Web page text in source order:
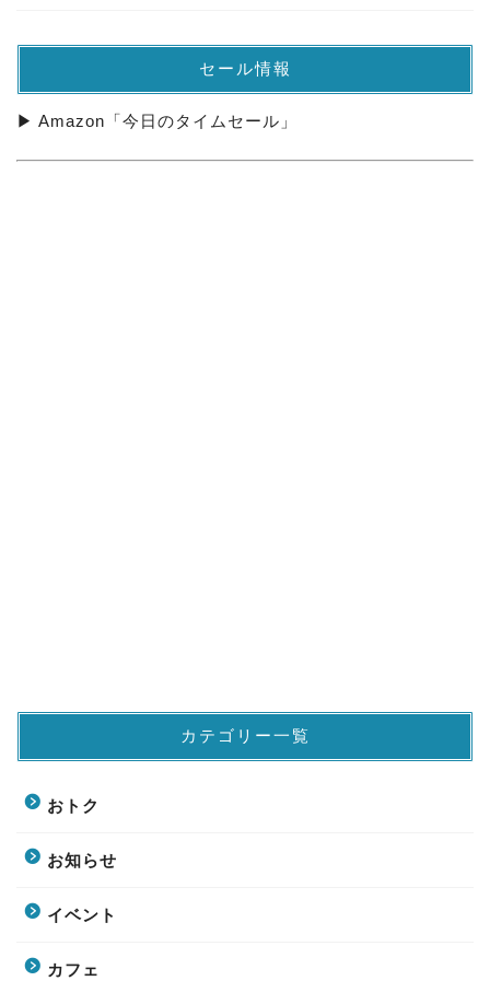
セール情報
▶ Amazon「今日のタイムセール」
カテゴリー一覧
おトク
お知らせ
イベント
カフェ